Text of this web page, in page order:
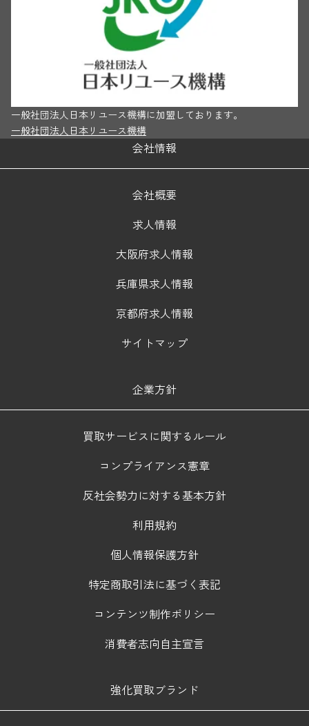
一般社団法人日本リユース機構に加盟しております。
一般社団法人日本リユース機構
会社情報
会社概要
求人情報
大阪府求人情報
兵庫県求人情報
京都府求人情報
サイトマップ
企業方針
買取サービスに関するルール
コンプライアンス憲章
反社会勢力に対する基本方針
利用規約
個人情報保護方針
特定商取引法に基づく表記
コンテンツ制作ポリシー
消費者志向自主宣言
強化買取ブランド